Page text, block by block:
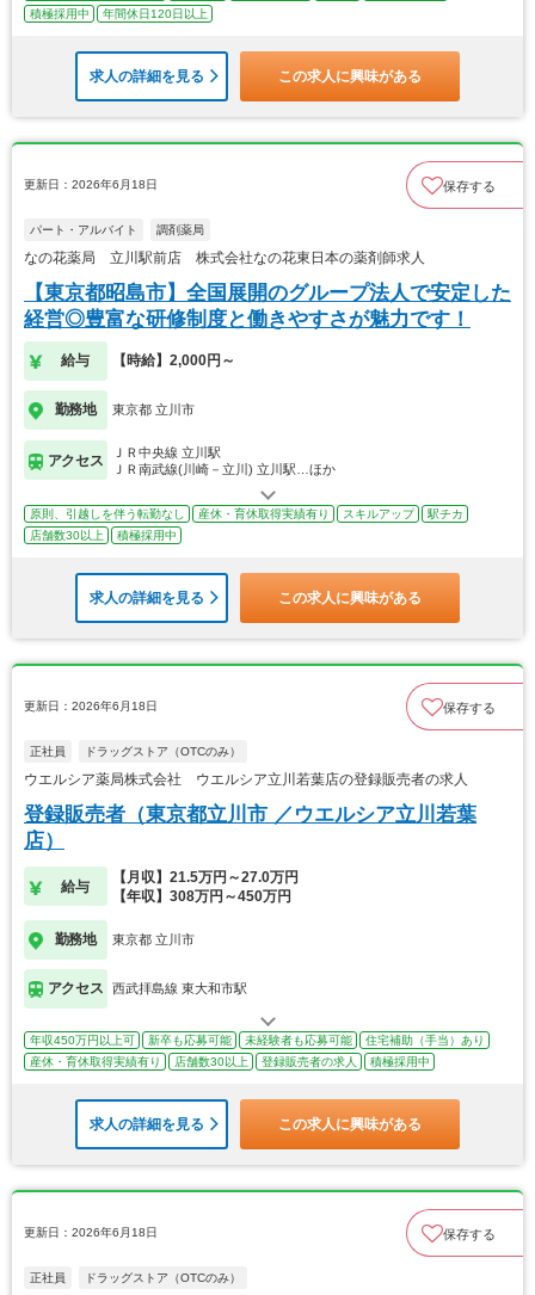
積極採用中
年間休日120日以上
求人の詳細を見る この求人に興味がある
更新日：2026年6月18日 保存する
パート・アルバイト 調剤薬局
なの花薬局 立川駅前店 株式会社なの花東日本の薬剤師求人
【東京都昭島市】全国展開のグループ法人で安定した
経営◎豊富な研修制度と働きやすさが魅力です！
給与 【時給】2,000円～
勤務地 東京都 立川市
アクセス
ＪＲ中央線 立川駅
ＪＲ南武線(川崎－立川) 立川駅…ほか
原則、引越しを伴う転勤なし 産休・育休取得実績有り スキルアップ
駅チカ
店舗数30以上
積極採用中
求人の詳細を見る この求人に興味がある
更新日：2026年6月18日 保存する
正社員 ドラッグストア（OTCのみ）
ウエルシア薬局株式会社 ウエルシア立川若葉店の登録販売者の求人
登録販売者（東京都立川市 ／ウエルシア立川若葉
店）
給与
【月収】21.5万円～27.0万円
【年収】308万円～450万円
勤務地 東京都 立川市
アクセス 西武拝島線 東大和市駅
年収450万円以上可 新卒も応募可能 未経験者も応募可能
住宅補助（手当）あり
産休・育休取得実績有り
店舗数30以上 登録販売者の求人 積極採用中
求人の詳細を見る この求人に興味がある
更新日：2026年6月18日 保存する
正社員 ドラッグストア（OTCのみ）